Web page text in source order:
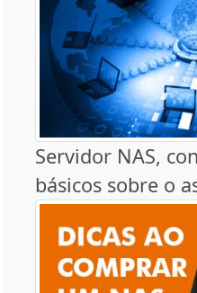
Servidor NAS,
básicos sobre o